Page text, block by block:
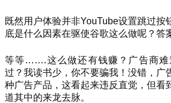
既然用户体验并非YouTube设置跳过按
底是什么因素在驱使谷歌这么做呢？答
等等…….这么做还有钱赚？广告商难
过？我读书少，你不要骗我！没错，广
种广告产品，这看起来违反直觉，但看
道其中的来龙去脉。